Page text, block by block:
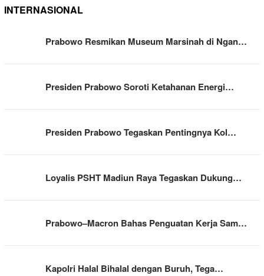
INTERNASIONAL
Prabowo Resmikan Museum Marsinah di Ngan…
Presiden Prabowo Soroti Ketahanan Energi…
Presiden Prabowo Tegaskan Pentingnya Kol…
Loyalis PSHT Madiun Raya Tegaskan Dukung…
Prabowo–Macron Bahas Penguatan Kerja Sam…
Kapolri Halal Bihalal dengan Buruh, Tega…